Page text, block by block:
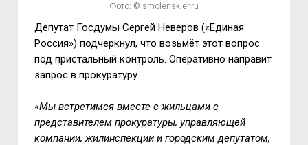
Фото: © smolensk.er.ru
Депутат Госдумы Сергей Неверов («Единая
Россия») подчеркнул, что возьмёт этот вопрос
под пристальный контроль. Оперативно направит
запрос в прокуратуру.
«Мы встретимся вместе с жильцами с
представителем прокуратуры, управляющей
компании, жилинспекции и городским депутатом,